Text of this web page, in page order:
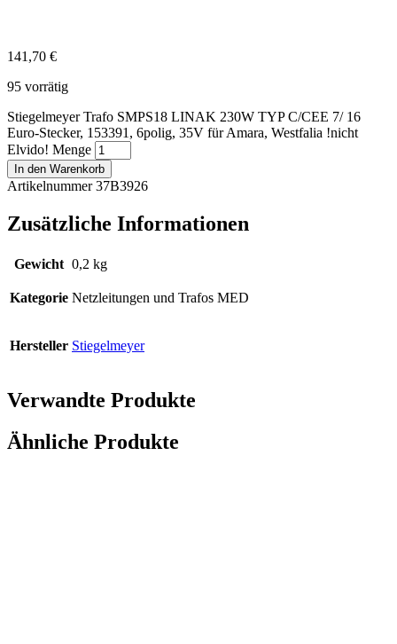
141,70 €
95 vorrätig
Stiegelmeyer Trafo SMPS18 LINAK 230W TYP C/CEE 7/ 16
Euro-Stecker, 153391, 6polig, 35V für Amara, Westfalia !nicht
Elvido! Menge
In den Warenkorb
Artikelnummer 37B3926
Zusätzliche Informationen
Gewicht 0,2 kg
Kategorie Netzleitungen und Trafos MED
Hersteller Stiegelmeyer
Verwandte Produkte
Ähnliche Produkte